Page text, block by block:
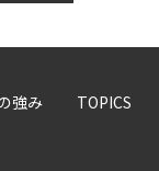
強み TOPICS